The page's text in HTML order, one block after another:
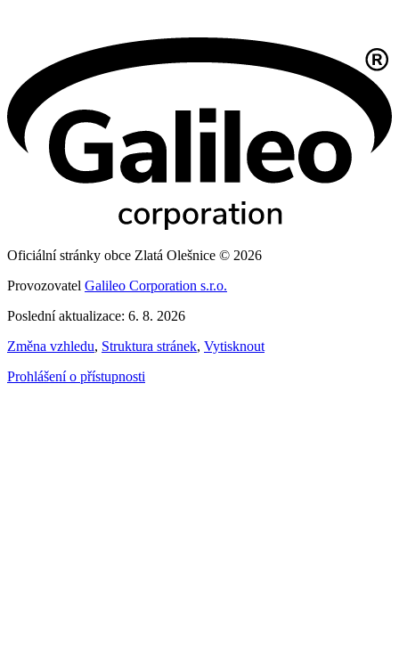
Oficiální stránky obce Zlatá Olešnice © 2026
Provozovatel Galileo Corporation s.r.o.
Poslední aktualizace: 6. 8. 2026
Změna vzhledu, Struktura stránek, Vytisknout
Prohlášení o přístupnosti